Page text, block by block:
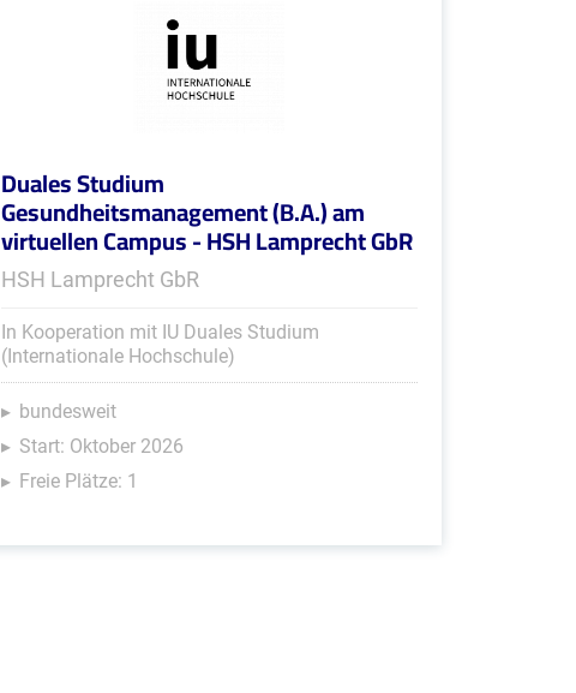
Duales Studium
Gesundheitsmanagement (B.A.) am
virtuellen Campus - HSH Lamprecht GbR
HSH Lamprecht GbR
In Kooperation mit IU Duales Studium
(Internationale Hochschule)
bundesweit
Start: Oktober 2026
Freie Plätze: 1